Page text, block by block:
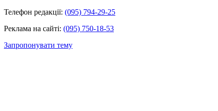
Телефон редакції: (095) 794-29-25
Реклама на сайті: (095) 750-18-53
Запропонувати тему